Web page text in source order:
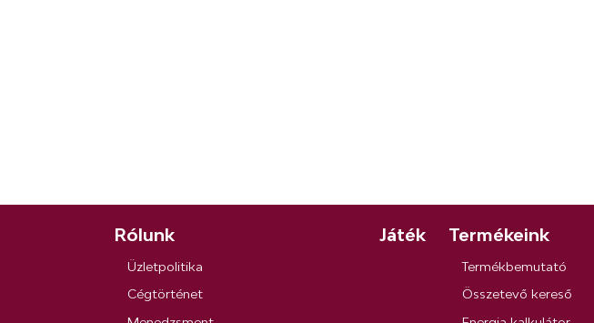
Rólunk
Üzletpolitika
Cégtörténet
Játék Termékeink
Termékbemutató
Összetevő kereső